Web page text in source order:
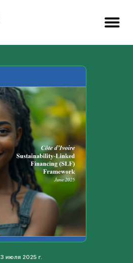
3 июля 2025 г.